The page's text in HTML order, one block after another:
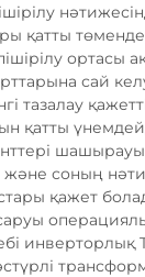
қатты
ортасы
сай
тазалау
қатты
және соның
қажет
инверторлық